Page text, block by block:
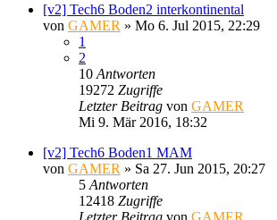
[v2] Tech6 Boden2 interkontinental
von GAMER » Mo 6. Jul 2015, 22:29
1
2
10 Antworten
19272 Zugriffe
Letzter Beitrag von GAMER
Mi 9. Mär 2016, 18:32
[v2] Tech6 Boden1 MAM
von GAMER » Sa 27. Jun 2015, 20:27
5 Antworten
12418 Zugriffe
Letzter Beitrag von GAMER